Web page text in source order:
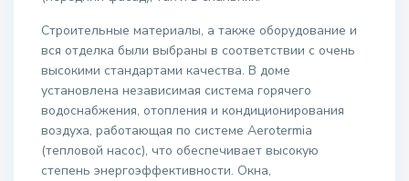
Строительные материалы, а также оборудование и
вся отделка были выбраны в соответствии с очень
высокими стандартами качества. В доме
установлена независимая система горячего
водоснабжения, отопления и кондиционирования
воздуха, работающая по системе Aerotermia
(тепловой насос), что обеспечивает высокую
степень энергоэффективности. Окна,